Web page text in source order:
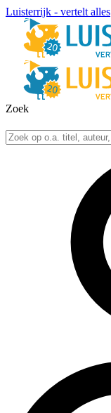
Luisterrijk - vertelt alles
Zoek